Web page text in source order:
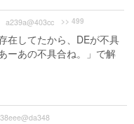
a239a@403cc >> 499
在してたから、DEが不具
ーあの不具合ね。」で解
38eee@da348